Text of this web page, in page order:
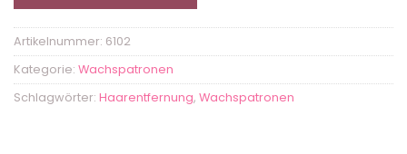
Artikelnummer: 6102
Kategorie: Wachspatronen
Schlagwörter: Haarentfernung, Wachspatronen